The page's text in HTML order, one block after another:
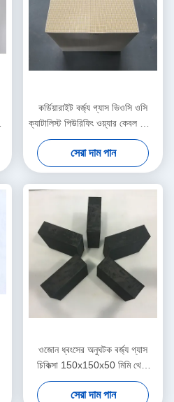
কর্ডিয়ারাইট বর্জ্য গ্যাস ভিওসি ওসি
ক্যাটালিস্ট পিউরিফিং ওয়্যার কেবল কেবল
তারের যন্ত্রপাতি সংক্রান্ত শিল্প
সেরা দাম পান
ওজোন ধ্বংসের অনুঘটক বর্জ্য গ্যাস
চিকিত্সা 150x150x50 মিমি থেকে
300 মিমি
সেরা দাম পান